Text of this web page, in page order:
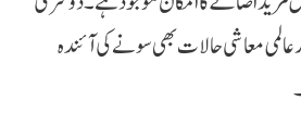
عالمی معاشی حالات بھی سونے کی آئندہ